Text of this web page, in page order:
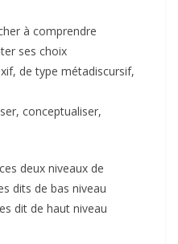
à comprendre
ses choix
de type métadiscursif,
conceptualiser,
deux niveaux de
dits de bas niveau
dit de haut niveau